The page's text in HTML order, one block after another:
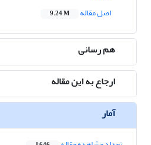
اصل مقاله
9.24 M
هم رسانی
ارجاع به این مقاله
آمار